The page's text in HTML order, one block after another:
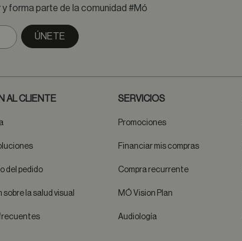
forma parte de la comunidad #Mó
ÚNETE
AL CLIENTE
del pedido
sobre la salud visual
SERVICIOS
Promociones
Financiar mis compras
Compra recurrente
MÓ Vision Plan
Audiología